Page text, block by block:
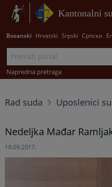
Kantonalni
Bosanski Hrvatski Srpski Српски
Napredna pretraga
Rad suda Uposlenici
Nedeljka Mađar
18.09.2017.